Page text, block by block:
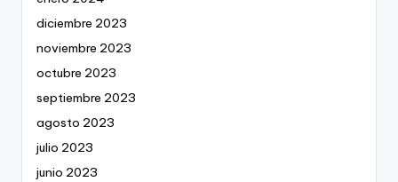
diciembre 2023
noviembre 2023
octubre 2023
septiembre 2023
agosto 2023
julio 2023
junio 2023